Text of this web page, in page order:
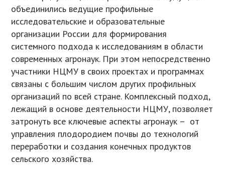
объединились ведущие профильные
исследовательские и образовательные
организации России для формирования
системного подхода к исследованиям в области
современных агронаук. При этом непосредственно
участники НЦМУ в своих проектах и программах
связаны с большим числом других профильных
организаций по всей стране. Комплексный подход,
лежащий в основе деятельности НЦМУ, позволяет
затронуть все ключевые аспекты агронаук – от
управления плодородием почвы до технологий
переработки и создания конечных продуктов
сельского хозяйства.